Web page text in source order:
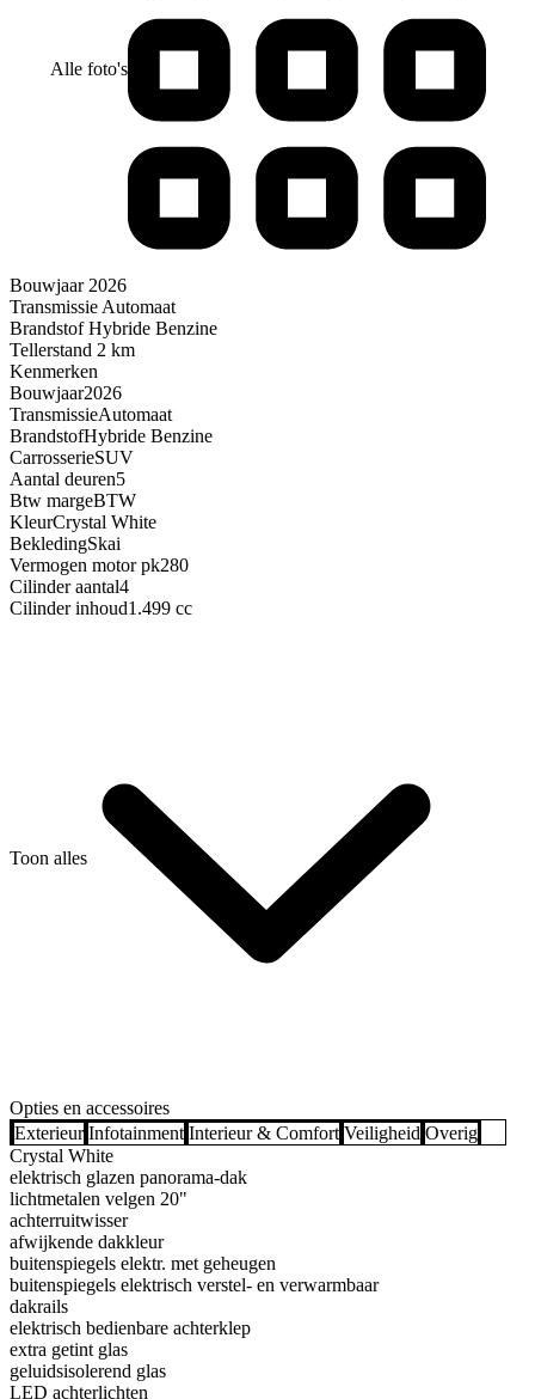
Alle foto's
Bouwjaar 2026
Transmissie Automaat
Brandstof Hybride Benzine
Tellerstand 2 km
Kenmerken
Bouwjaar2026
TransmissieAutomaat
BrandstofHybride Benzine
CarrosserieSUV
Aantal deuren5
Btw margeBTW
KleurCrystal White
BekledingSkai
Vermogen motor pk280
Cilinder aantal4
Cilinder inhoud1.499 cc
Toon alles
Opties en accessoires
Exterieur Infotainment Interieur & Comfort Veiligheid Overig
Crystal White
elektrisch glazen panorama-dak
lichtmetalen velgen 20"
achterruitwisser
afwijkende dakkleur
buitenspiegels elektr. met geheugen
buitenspiegels elektrisch verstel- en verwarmbaar
dakrails
elektrisch bedienbare achterklep
extra getint glas
geluidsisolerend glas
LED achterlichten